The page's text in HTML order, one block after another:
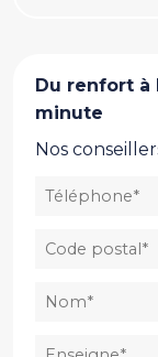
Du renfort à
minute
Nos